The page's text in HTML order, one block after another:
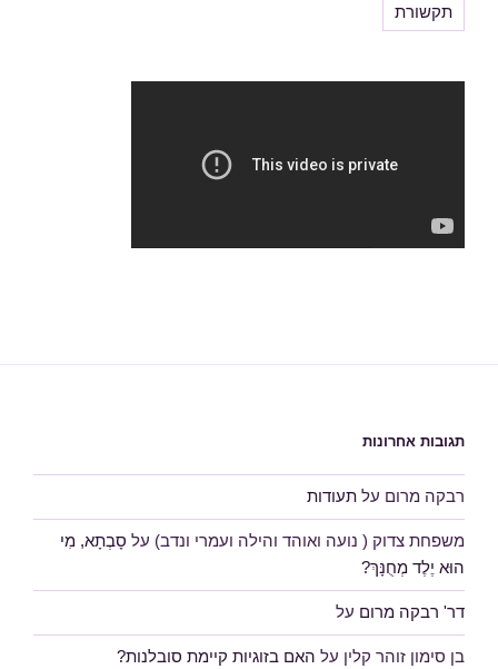
תקשורת
תגובות אחרונות
רבקה מרום על תעודות
משפחת צדוק ( נועה ואוהד והילה ועמרי ונדב) על סָבְתָא, מִי
הוּא יֶלֶד מְחֻנָּךְ?
דר' רבקה מרום על
בן סימון זוהר קלין על האם בזוגיות קיימת סובלנות?